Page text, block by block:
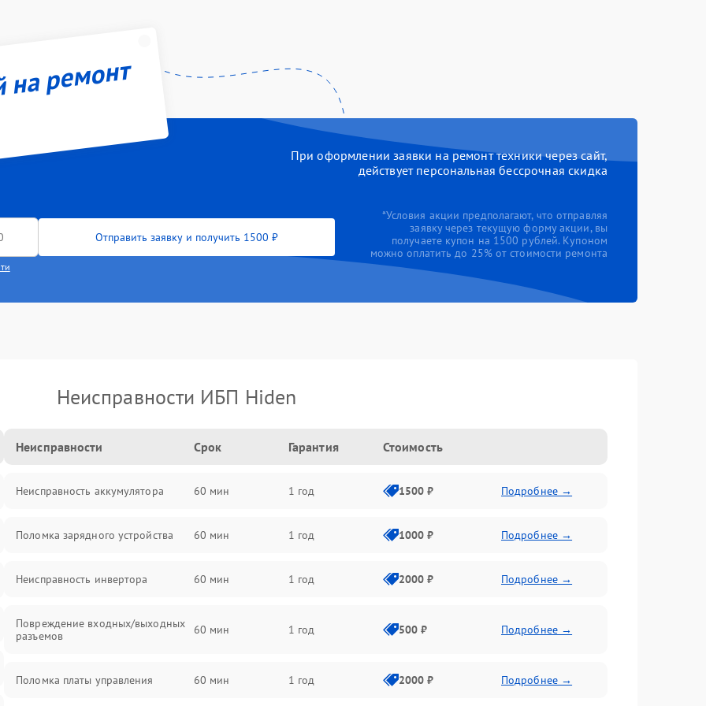
ремонт
При оформлении заявки на ремонт техники через сайт,
действует персональная бессрочная скидка
Отправить заявку и получить 1500 ₽
*Условия акции предполагают, что отправляя
заявку через текущую форму акции, вы
получаете купон на 1500 рублей. Купоном
можно оплатить до 25% от стоимости ремонта
Неисправности ИБП Hiden
Неисправности Срок Гарантия Стоимость
Неисправность аккумулятора 60 мин 1 год 1500 ₽ Подробнее →
Поломка зарядного устройства 60 мин 1 год 1000 ₽ Подробнее →
Неисправность инвертора 60 мин 1 год 2000 ₽ Подробнее →
Повреждение входных/выходных
разъемов
60 мин 1 год 500 ₽ Подробнее →
Поломка платы управления 60 мин 1 год 2000 ₽ Подробнее →